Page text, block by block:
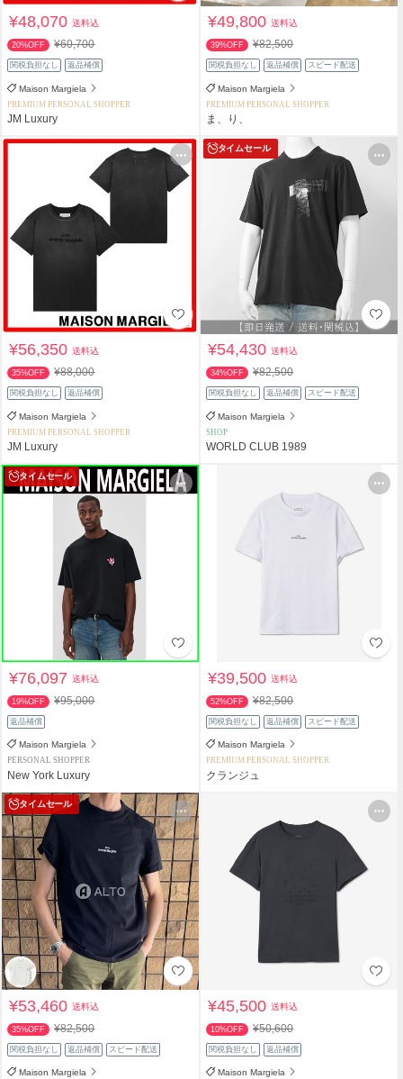
¥48,070送料込
20%OFF ¥60,700
関税負担なし 返品補償
Maison Margiela
PREMIUM PERSONAL SHOPPER
JM Luxury
¥49,800送料込
39%OFF ¥82,500
関税負担なし 返品補償 スピード配送
Maison Margiela
PREMIUM PERSONAL SHOPPER
ま、り、
¥56,350送料込
35%OFF ¥88,000
関税負担なし 返品補償
Maison Margiela
PREMIUM PERSONAL SHOPPER
JM Luxury
タイムセール
¥54,430送料込
34%OFF ¥82,500
関税負担なし 返品補償 スピード配送
Maison Margiela
SHOP
WORLD CLUB 1989
タイムセール
¥76,097送料込
19%OFF ¥95,000
返品補償
Maison Margiela
PERSONAL SHOPPER
New York Luxury
¥39,500送料込
52%OFF ¥82,500
関税負担なし 返品補償 スピード配送
Maison Margiela
PREMIUM PERSONAL SHOPPER
クランジュ
タイムセール
¥53,460送料込
35%OFF ¥82,500
関税負担なし 返品補償 スピード配送
Maison Margiela
¥45,500送料込
10%OFF ¥50,600
関税負担なし 返品補償
Maison Margiela